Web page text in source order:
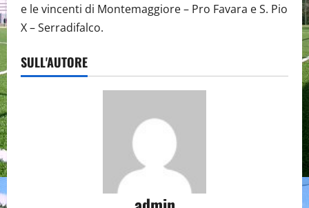
e le vincenti di Montemaggiore – Pro Favara e S. Pio
X – Serradifalco.
SULL'AUTORE